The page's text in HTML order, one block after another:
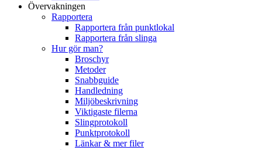
Övervakningen
Rapportera
Rapportera från punktlokal
Rapportera från slinga
Hur gör man?
Broschyr
Metoder
Snabbguide
Handledning
Miljöbeskrivning
Viktigaste filerna
Slingprotokoll
Punktprotokoll
Länkar & mer filer